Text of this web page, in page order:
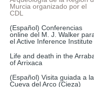
Murcia organizado por el
CDL
(Español) Conferencias
online del M. J. Walker
el Active Inference Institute
Life and death in the
of Arrixaca
(Español) Visita guiada a la
Cueva del Arco (Cieza)